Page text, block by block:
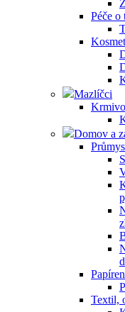
Péče o
Mazlíčci
Domov a
Textil,